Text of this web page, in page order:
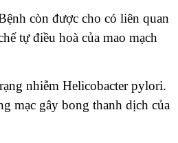
còn được cho có liên quan
tự điều hoà của mao mạch
nhiễm Helicobacter pylori.
mạc gây bong thanh dịch của